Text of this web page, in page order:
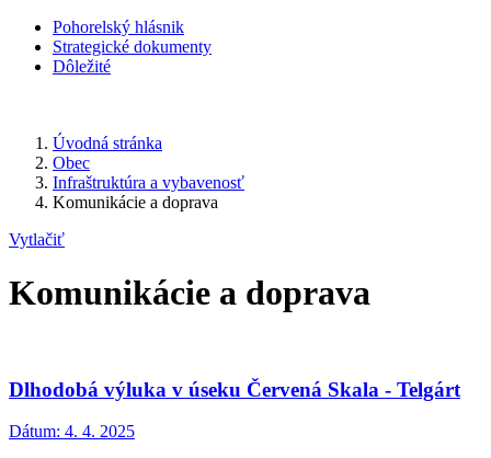
Pohorelský hlásnik
Strategické dokumenty
Dôležité
Úvodná stránka
Obec
Infraštruktúra a vybavenosť
Komunikácie a doprava
Vytlačiť
Komunikácie a doprava
Dlhodobá výluka v úseku Červená Skala - Telgárt
Dátum: 4. 4. 2025